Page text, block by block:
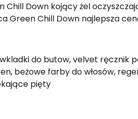
Chill Down kojący żel
Green Chill Down najlepsza
do butow, velvet ręcznik
beżowe farby do włosów,
pięty